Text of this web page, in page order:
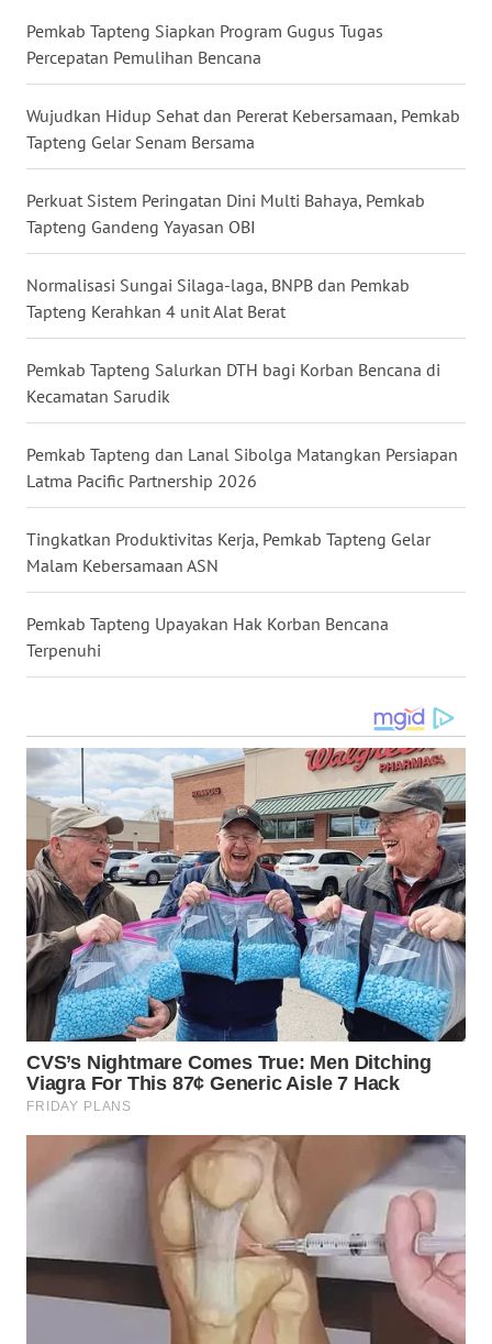
Pemkab Tapteng Siapkan Program Gugus Tugas
Percepatan Pemulihan Bencana
Wujudkan Hidup Sehat dan Pererat Kebersamaan, Pemkab
Tapteng Gelar Senam Bersama
Perkuat Sistem Peringatan Dini Multi Bahaya, Pemkab
Tapteng Gandeng Yayasan OBI
Normalisasi Sungai Silaga-laga, BNPB dan Pemkab
Tapteng Kerahkan 4 unit Alat Berat
Pemkab Tapteng Salurkan DTH bagi Korban Bencana di
Kecamatan Sarudik
Pemkab Tapteng dan Lanal Sibolga Matangkan Persiapan
Latma Pacific Partnership 2026
Tingkatkan Produktivitas Kerja, Pemkab Tapteng Gelar
Malam Kebersamaan ASN
Pemkab Tapteng Upayakan Hak Korban Bencana
Terpenuhi
WN
WN
JOGJA
JATIM
WN
BALI
WN
KALBAR
WN
KALTENG
WN
KALTARA
WN
KALSEL
WN
SULSEL
WN
GORONTALO
WN
SULUT
WN
MALUKU
WN
MALUT
DANAU